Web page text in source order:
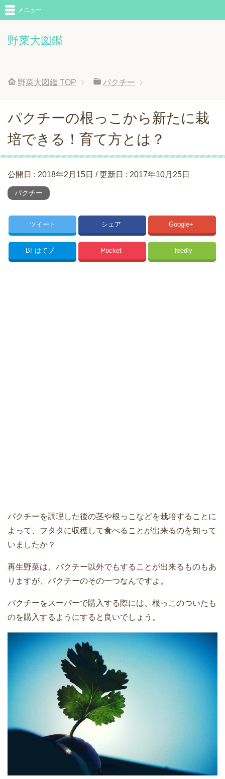
野菜大図鑑
メニュー
野菜大図鑑 TOP パクチー
パクチーの根っこから新たに栽
培できる！育て方とは？
公開日 : 2018年2月15日 / 更新日 : 2017年10月25日
パクチー
ツイート シェア Google+
B! はてブ Pocket feedly
パクチーを調理した後の茎や根っこなどを栽培することに
よって、フタタに収穫して食べることが出来るのを知って
いましたか？
再生野菜は、パクチー以外でもすることが出来るものもあ
りますが、パクチーのその一つなんですよ。
パクチーをスーパーで購入する際には、根っこのついたも
のを購入するようにすると良いでしょう。